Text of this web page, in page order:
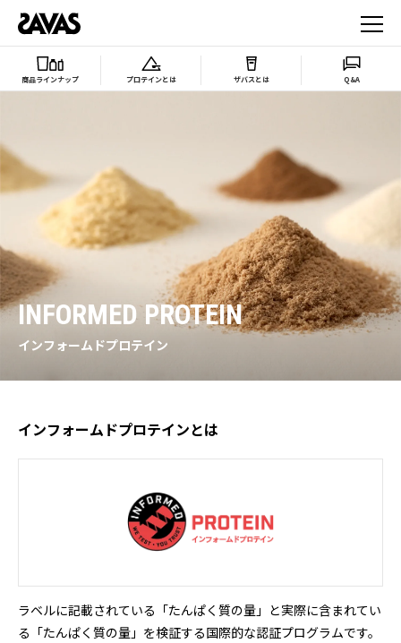
商品ラインナップ プロテインとは ザバスとは Q&A
INFORMED PROTEIN
インフォームドプロテイン
インフォームドプロテインとは
ラベルに記載されている「たんぱく質の量」と実際に含まれてい
る「たんぱく質の量」を検証する国際的な認証プログラムです。